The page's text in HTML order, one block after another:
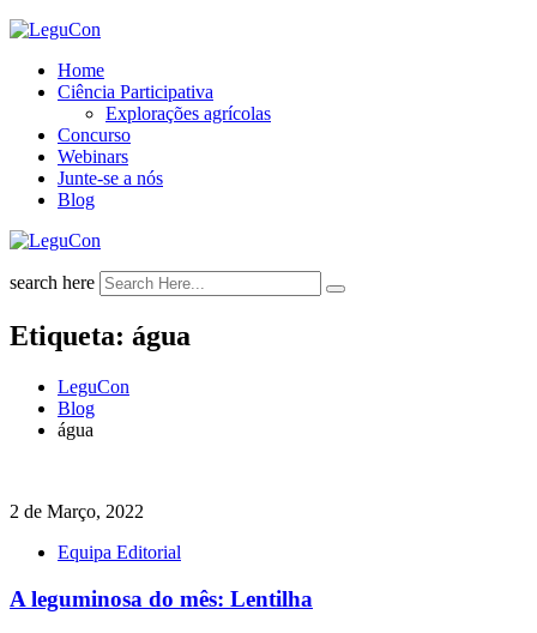
Skip
contentHome
Ciência Participativa
Explorações agrícolas
Concurso
Webinars
Junte-se a nós
Blog
search here
Etiqueta: água
LeguCon
Blog
água
2 de Março, 2022
Equipa Editorial
A leguminosa do mês: Lentilha